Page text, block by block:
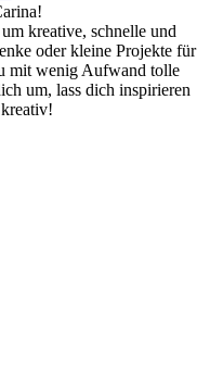
kreative, schnelle und
oder kleine Projekte für
mit wenig Aufwand tolle
um, lass dich inspirieren